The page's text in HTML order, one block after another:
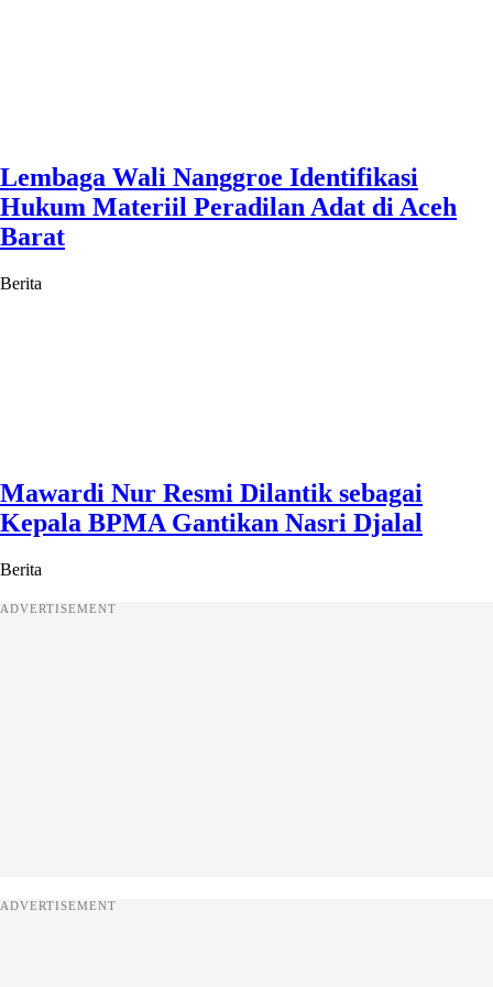
Lembaga Wali Nanggroe Identifikasi
Hukum Materiil Peradilan Adat di Aceh
Barat
Berita
Mawardi Nur Resmi Dilantik sebagai
Kepala BPMA Gantikan Nasri Djalal
Berita
ADVERTISEMENT
ADVERTISEMENT